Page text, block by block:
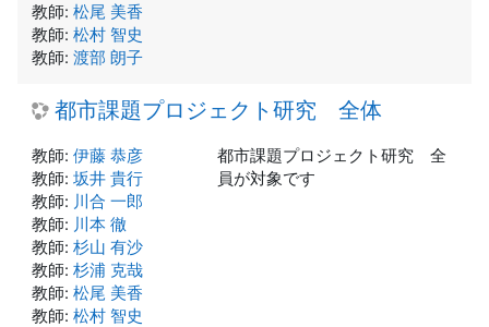
教師: 松尾 美香
教師: 松村 智史
教師: 渡部 朗子
都市課題プロジェクト研究 全体
都市課題プロジェクト研究 全
員が対象です
教師: 伊藤 恭彦
教師: 坂井 貴行
教師: 川合 一郎
教師: 川本 徹
教師: 杉山 有沙
教師: 杉浦 克哉
教師: 松尾 美香
教師: 松村 智史